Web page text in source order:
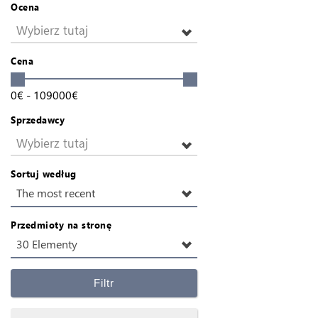
Ocena
Wybierz tutaj
Cena
0€ - 109000€
Sprzedawcy
Wybierz tutaj
Sortuj według
The most recent
Przedmioty na stronę
30 Elementy
Filtr